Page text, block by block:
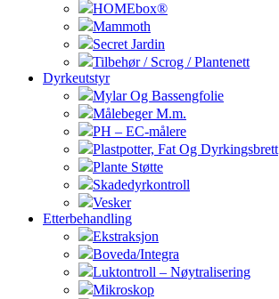
HOMEbox®
Mammoth
Secret Jardin
Tilbehør / Scrog / Plantenett
Dyrkeutstyr
Mylar Og Bassengfolie
Målebeger M.m.
PH – EC-målere
Plastpotter, Fat Og Dyrkingsbrett
Plante Støtte
Skadedyrkontroll
Vesker
Etterbehandling
Ekstraksjon
Boveda/Integra
Luktontroll – Nøytralisering
Mikroskop